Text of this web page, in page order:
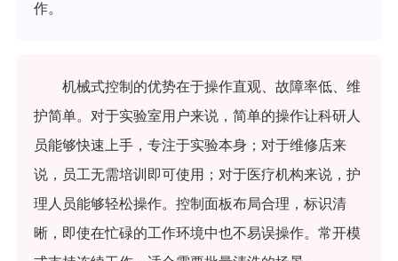
作。
机械式控制的优势在于操作直观、故障率低、维
护简单。对于实验室用户来说，简单的操作让科研人
员能够快速上手，专注于实验本身；对于维修店来
说，员工无需培训即可使用；对于医疗机构来说，护
理人员能够轻松操作。控制面板布局合理，标识清
晰，即使在忙碌的工作环境中也不易误操作。常开模